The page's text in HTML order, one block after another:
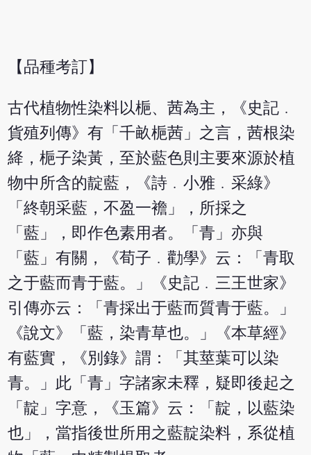
【品種考訂】
古代植物性染料以梔、茜為主，《史記﹒
貨殖列傳》有「千畝梔茜」之言，茜根染
絳，梔子染黃，至於藍色則主要來源於植
物中所含的靛藍，《詩﹒小雅﹒采綠》
「終朝采藍，不盈一襜」，所採之
「藍」，即作色素用者。「青」亦與
「藍」有關，《荀子﹒勸學》云：「青取
之于藍而青于藍。」《史記﹒三王世家》
引傳亦云：「青採出于藍而質青于藍。」
《說文》「藍，染青草也。」《本草經》
有藍實，《別錄》謂：「其莖葉可以染
青。」此「青」字諸家未釋，疑即後起之
「靛」字意，《玉篇》云：「靛，以藍染
也」，當指後世所用之藍靛染料，系從植